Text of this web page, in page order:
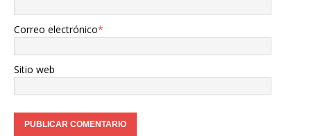
Correo electrónico*
Sitio web